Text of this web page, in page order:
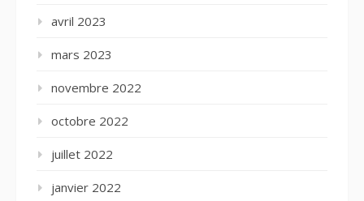
avril 2023
mars 2023
novembre 2022
octobre 2022
juillet 2022
janvier 2022